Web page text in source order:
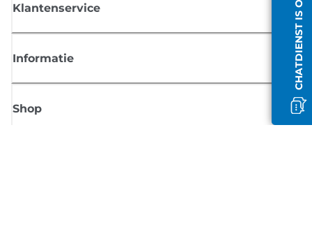
CHATDIENST IS OFFLINE
Klantenservice
Informatie
Shop